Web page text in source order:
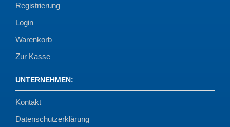
Registrierung
Login
Warenkorb
Zur Kasse
UNTERNEHMEN:
Kontakt
Datenschutzerklärung